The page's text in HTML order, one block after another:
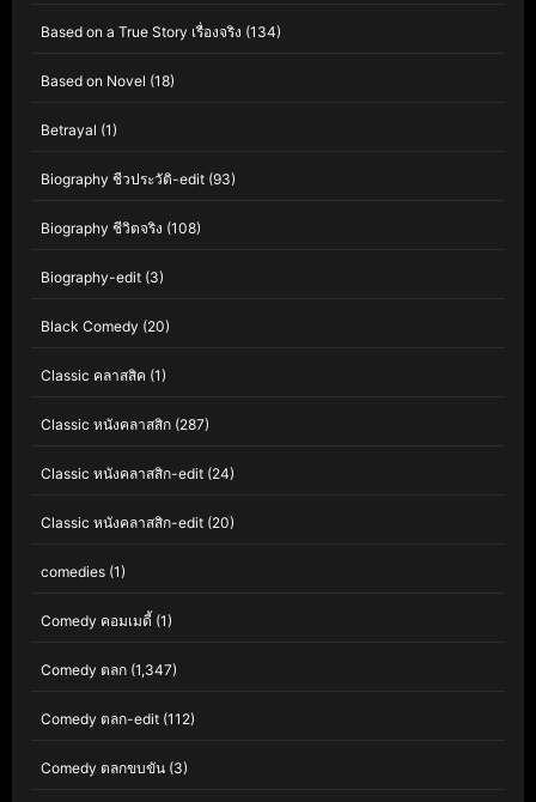
Based on a True Story เรื่องจริง (134)
Based on Novel (18)
Betrayal (1)
Biography ชีวประวัติ-edit (93)
Biography ชีวิตจริง (108)
Biography-edit (3)
Black Comedy (20)
Classic คลาสสิค (1)
Classic หนังคลาสสิก (287)
Classic หนังคลาสสิก-edit (24)
Classic หนังคลาสสิก-edit (20)
comedies (1)
Comedy คอมเมดี้ (1)
Comedy ตลก (1,347)
Comedy ตลก-edit (112)
Comedy ตลกขบขัน (3)